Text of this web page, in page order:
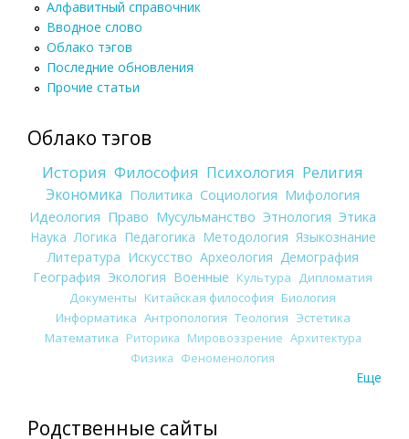
Алфавитный справочник
Вводное слово
Облако тэгов
Последние обновления
Прочие статьи
Облако тэгов
История Философия Психология Религия
Экономика Политика Социология Мифология
Идеология Право Мусульманство Этнология Этика
Наука Логика Педагогика Методология Языкознание
Литература Искусство Археология Демография
География Экология Военные Культура
Дипломатия
Документы Китайская философия Биология
Информатика Антропология Теология Эстетика
Математика Риторика Мировоззрение Архитектура
Физика Феноменология
Еще
Родственные сайты